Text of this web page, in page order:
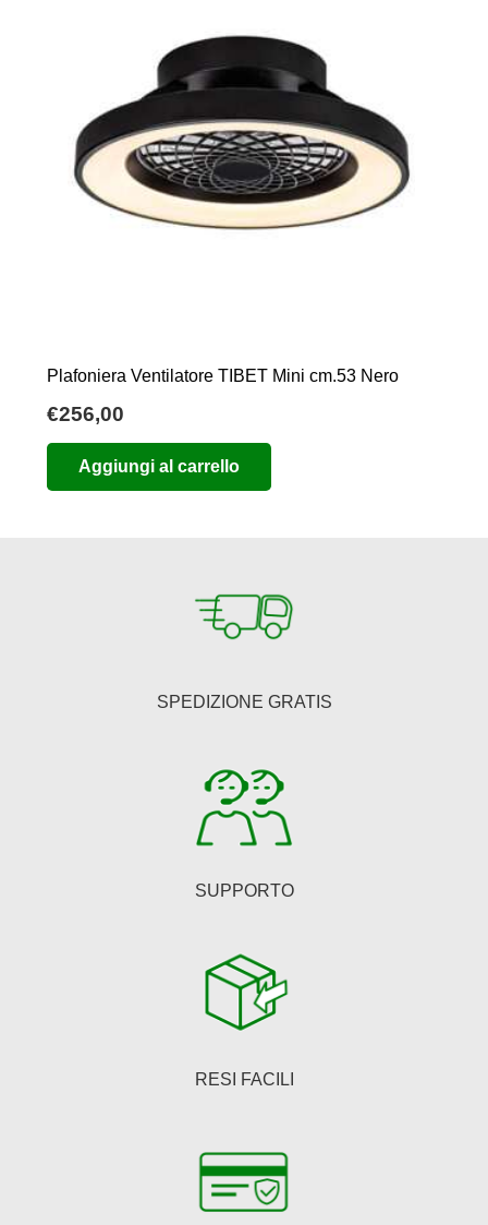
Plafoniera Ventilatore TIBET Mini cm.53 Nero
€256,00
Aggiungi al carrello
SPEDIZIONE GRATIS
SUPPORTO
RESI FACILI